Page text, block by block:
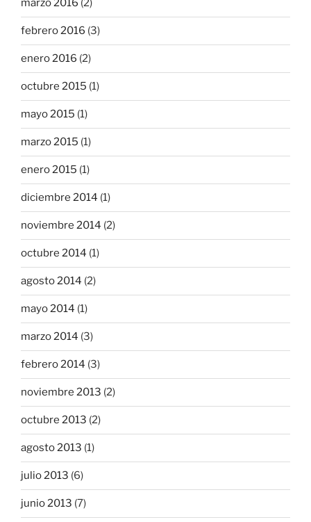
marzo 2016 (2)
febrero 2016 (3)
enero 2016 (2)
octubre 2015 (1)
mayo 2015 (1)
marzo 2015 (1)
enero 2015 (1)
diciembre 2014 (1)
noviembre 2014 (2)
octubre 2014 (1)
agosto 2014 (2)
mayo 2014 (1)
marzo 2014 (3)
febrero 2014 (3)
noviembre 2013 (2)
octubre 2013 (2)
agosto 2013 (1)
julio 2013 (6)
junio 2013 (7)